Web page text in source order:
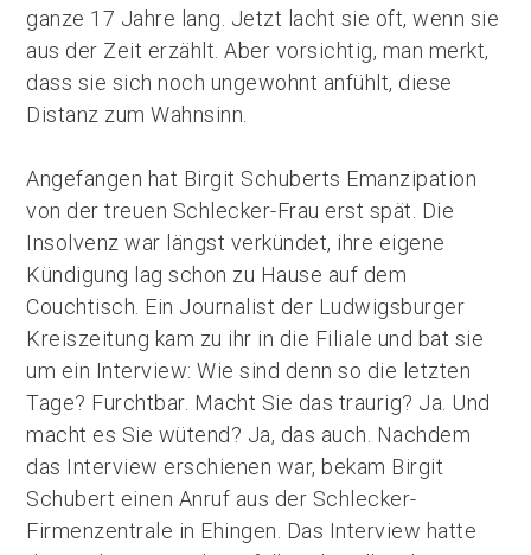
ganze 17 Jahre lang. Jetzt lacht sie oft, wenn sie
aus der Zeit erzählt. Aber vorsichtig, man merkt,
dass sie sich noch ungewohnt anfühlt, diese
Distanz zum Wahnsinn.
Angefangen hat Birgit Schuberts Emanzipation
von der treuen Schlecker-Frau erst spät. Die
Insolvenz war längst verkündet, ihre eigene
Kündigung lag schon zu Hause auf dem
Couchtisch. Ein Journalist der Ludwigsburger
Kreiszeitung kam zu ihr in die Filiale und bat sie
um ein Interview: Wie sind denn so die letzten
Tage? Furchtbar. Macht Sie das traurig? Ja. Und
macht es Sie wütend? Ja, das auch. Nachdem
das Interview erschienen war, bekam Birgit
Schubert einen Anruf aus der Schlecker-
Firmenzentrale in Ehingen. Das Interview hatte